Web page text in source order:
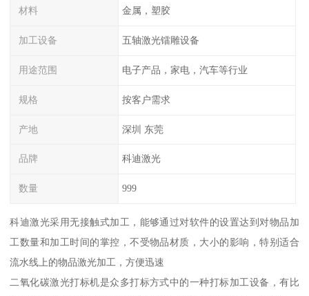
材料 金属，塑胶
加工设备 五轴激光镭雕设备
用途范围 电子产品，家电，汽车等行业
规格 按客户需求
产地 深圳 东莞
品牌 科迪激光
数量 999
科迪激光采用无接触式加工，能够通过对软件的设置达到对物品加
工数量和加工时间的掌控，不受物品材质，大小的影响，特别适合
流水线上的物品激光加工，方便迅速
二氧化碳激光打标机是众多打标方式中的一种打标加工设备，有比